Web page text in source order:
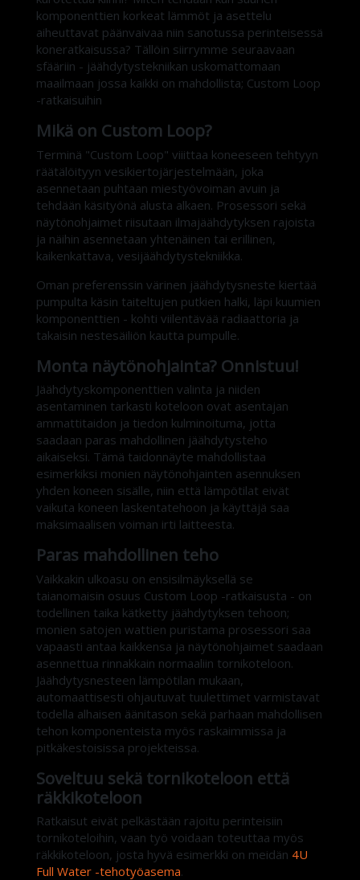
komponenttien korkeat lämmöt ja asettelu
aiheuttavat päänvaivaa niin sanotussa perinteisessä
koneratkaisussa? Tällöin siirrymme seuraavaan
sfääriin - jäähdytystekniikan uskomattomaan
maailmaan jossa kaikki on mahdollista; Custom Loop
-ratkaisuihin
Mikä on Custom Loop?
Terminä "Custom Loop" viiittaa koneeseen tehtyyn
räätälöityyn vesikiertojärjestelmään, joka
asennetaan puhtaan miestyövoiman avuin ja
tehdään käsityönä alusta alkaen. Prosessori sekä
näytönohjaimet riisutaan ilmajäähdytyksen rajoista
ja näihin asennetaan yhtenäinen tai erillinen,
kaikenkattava, vesijäähdytystekniikka.
Oman preferenssin värinen jäähdytysneste kiertää
pumpulta käsin taiteltujen putkien halki, läpi kuumien
komponenttien - kohti viilentävää radiaattoria ja
takaisin nestesäiliön kautta pumpulle.
Monta näytönohjainta? Onnistuu!
Jäähdytyskomponenttien valinta ja niiden
asentaminen tarkasti koteloon ovat asentajan
ammattitaidon ja tiedon kulminoituma, jotta
saadaan paras mahdollinen jäähdytysteho
aikaiseksi. Tämä taidonnäyte mahdollistaa
esimerkiksi monien näytönohjainten asennuksen
yhden koneen sisälle, niin että lämpötilat eivät
vaikuta koneen laskentatehoon ja käyttäjä saa
maksimaalisen voiman irti laitteesta.
Paras mahdollinen teho
Vaikkakin ulkoasu on ensisilmäyksellä se
taianomaisin osuus Custom Loop -ratkaisusta - on
todellinen taika kätketty jäähdytyksen tehoon;
monien satojen wattien puristama prosessori saa
vapaasti antaa kaikkensa ja näytönohjaimet saadaan
asennettua rinnakkain normaaliin tornikoteloon.
Jäähdytysnesteen lämpötilan mukaan,
automaattisesti ohjautuvat tuulettimet varmistavat
todella alhaisen äänitason sekä parhaan mahdollisen
tehon komponenteista myös raskaimmissa ja
pitkäkestoisissa projekteissa.
Soveltuu sekä tornikoteloon että
räkkikoteloon
Ratkaisut eivät pelkästään rajoitu perinteisiin
tornikoteloihin, vaan työ voidaan toteuttaa myös
räkkikoteloon, josta hyvä esimerkki on meidän 4U
Full Water -tehotyöasema.